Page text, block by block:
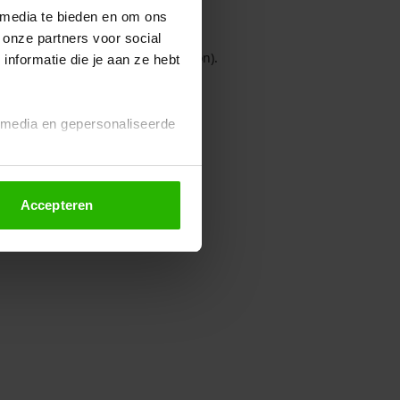
te bieden en om ons
partners voor social
die je aan ze hebt
en gepersonaliseerde
altijd wijzigen of
Accepteren
console for more information).